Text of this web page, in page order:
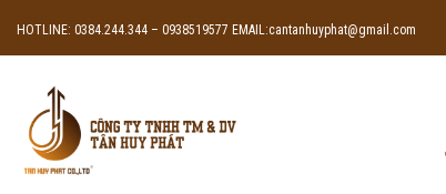
HOTLINE: 0384.244.344 – 0938519577 EMAIL:cantanhuyphat@gmail.com